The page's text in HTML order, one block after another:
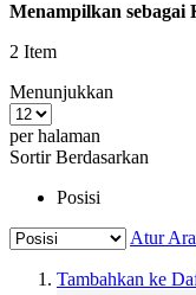
Menampilkan sebagai
2 Item
Menunjukkan
per halaman
Sortir Berdasarkan
Posisi
Atur
Tambahkan ke